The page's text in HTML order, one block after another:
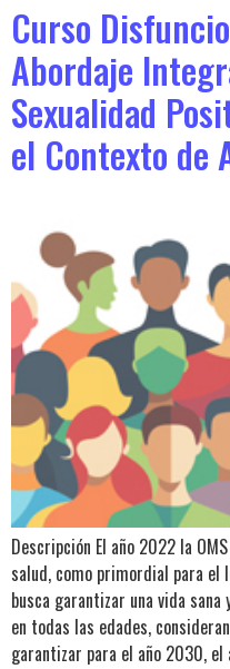
Curso
Abordaje
Sexualidad
el Contexto de
Descripción El año 2022 la
salud, como primordial para el
busca garantizar una vida
en todas las edades,
garantizar para el año 2030,